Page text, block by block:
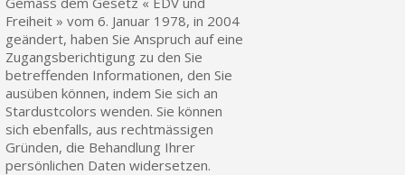
Freiheit » vom 6. Januar 1978, in 2004
geändert, haben Sie Anspruch auf eine
Zugangsberichtigung zu den Sie
betreffenden Informationen, den Sie
ausüben können, indem Sie sich an
Stardustcolors wenden. Sie können
sich ebenfalls, aus rechtmässigen
Gründen, die Behandlung Ihrer
persönlichen Daten widersetzen.